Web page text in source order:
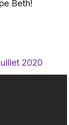
Beth!
2020